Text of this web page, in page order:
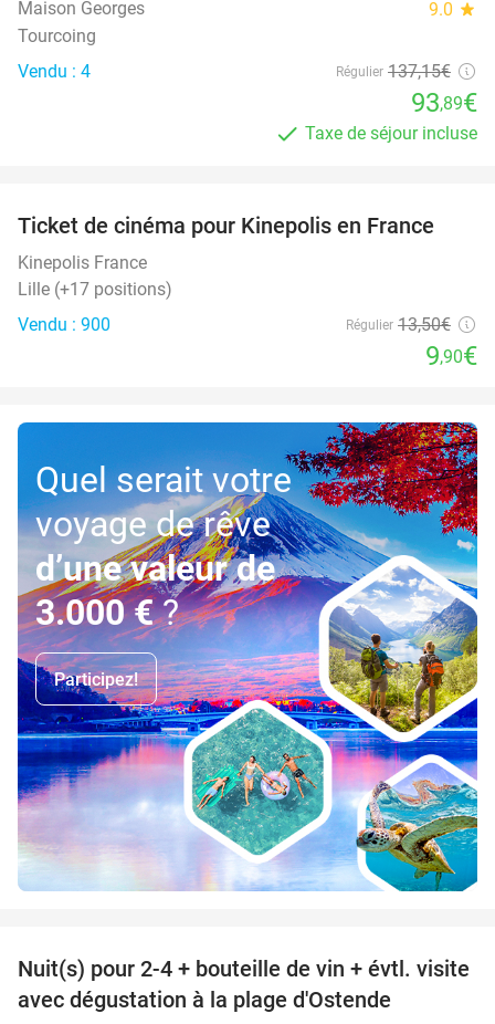
Maison Georges 9.0 star
Tourcoing
Vendu : 4
Régulier 137,15€
93,89€
Taxe de séjour incluse
27%
OUT
Ticket de cinéma pour Kinepolis en France
Kinepolis France
Lille (+17 positions)
Vendu : 900
Régulier 13,50€
9,90€
Quel serait votre
voyage de rêve
d’une valeur de
3.000 €?
Participez!
46%
Nuit(s) pour 2-4 + bouteille de vin + évtl. visite
avec dégustation à la plage d'Ostende